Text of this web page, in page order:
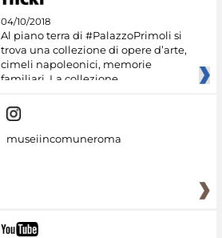
04/10/2018
Al piano terra di #PalazzoPrimoli si
trova una collezione di opere d’arte,
cimeli napoleonici, memorie
familiari. La collezione
museiincomuneroma